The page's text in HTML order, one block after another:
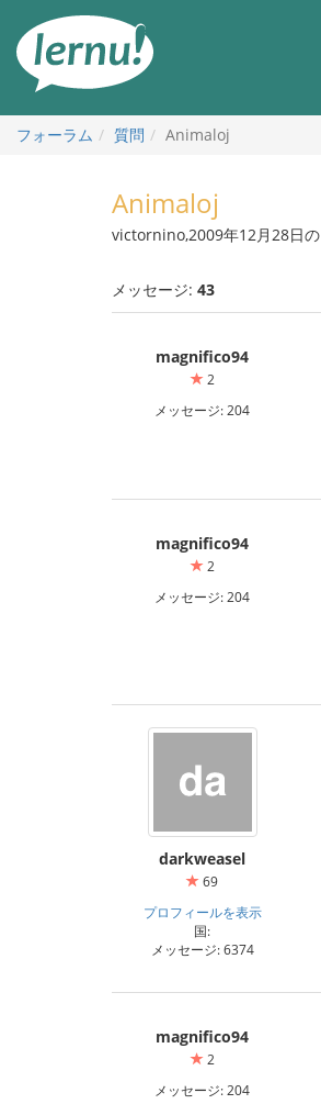
フォーラム 質問 Animaloj
Animaloj
victornino,2009年12月28日の
メッセージ: 43
magnifico94
2
メッセージ: 204
magnifico94
2
メッセージ: 204
darkweasel
69
プロフィールを表示
国:
メッセージ: 6374
magnifico94
2
メッセージ: 204